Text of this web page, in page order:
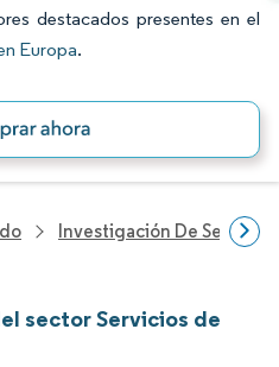
destacados presentes en el
Europa.
Investigación De
sector Servicios de